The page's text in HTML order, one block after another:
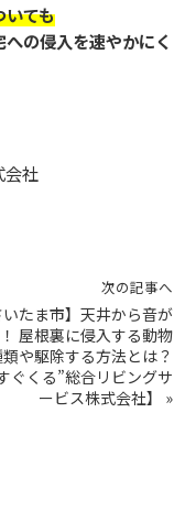
いても
の侵入を速やかにく
会社
次の記事へ
いたま市】天井から音が
屋根裏に侵入する動物
や駆除する方法とは？
すぐくる”総合リビングサ
ービス株式会社】
»